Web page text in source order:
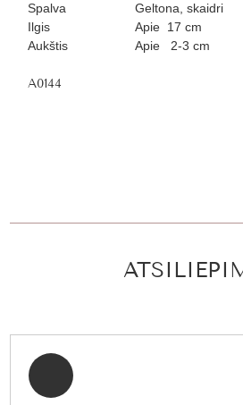
Spalva
Geltona, skaidri
Ilgis
Aukštis
Apie 17 cm
Apie 2-3 cm
A0144